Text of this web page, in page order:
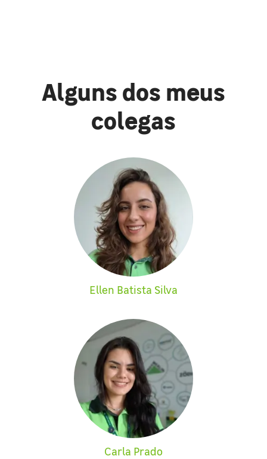
Alguns dos meus
colegas
Ellen Batista Silva
Carla Prado